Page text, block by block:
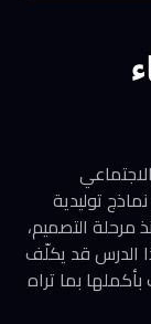
توليدية
مرحلة التصميم،
الدرس قد يكلّف
بما تراه